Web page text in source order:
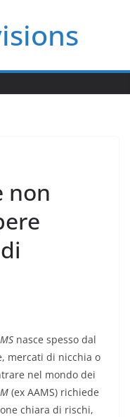
non
nasce spesso dal
mercati di nicchia o
nel mondo dei
(ex AAMS) richiede
chiara di rischi,